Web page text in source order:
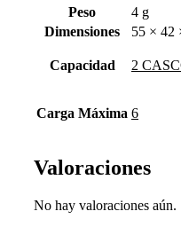
Peso
4 g
Dimensiones
55 × 42
Capacidad 2
Carga Máxima 6
Valoraciones
No hay valoraciones aún.